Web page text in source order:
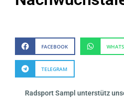
FACEBOOK
TELEGRAM
Radsport Sampl unterstütz